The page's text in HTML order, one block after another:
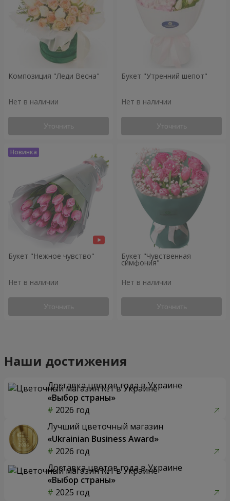
Композиция "Леди Весна"
Нет в наличии
Уточнить
Букет "Утренний шепот"
Нет в наличии
Уточнить
Букет "Нежное чувство"
Нет в наличии
Уточнить
Букет "Чувственная
симфония"
Нет в наличии
Уточнить
Наши достижения
Доставка цветов года в Украине
«Выбор страны»
2026 год
Лучший цветочный магазин
«Ukrainian Business Award»
2026 год
Доставка цветов года в Украине
«Выбор страны»
2025 год